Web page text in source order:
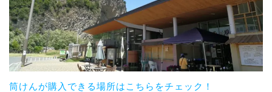
筒けんが購入できる場所はこちらをチェック！